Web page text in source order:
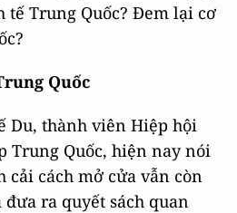
Trung Quốc? Đem lại cơ
Quốc
Du, thành viên Hiệp hội
Trung Quốc, hiện nay nói
cách mở cửa vẫn còn
ra quyết sách quan